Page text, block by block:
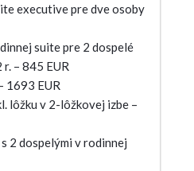
executive pre dve osoby
suite pre 2 dospelé
– 845 EUR
1693 EUR
lôžku v 2-lôžkovej izbe –
2 dospelými v rodinnej